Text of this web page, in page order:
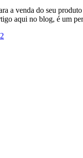
a venda do seu
aqui no blog, é um